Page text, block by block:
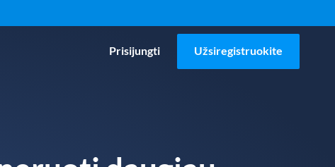
Prisijungti Užsiregistruokite